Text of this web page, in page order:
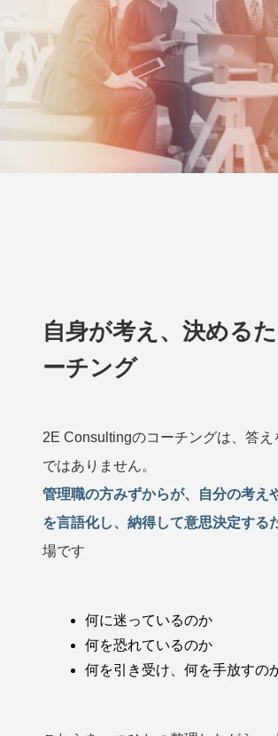
自身が考え、決める
ーチング
2E Consultingのコーチングは、答え
ではありません。
管理職の方みずからが、自分の考え
を言語化し、納得して意思決定する
場です
何に迷っているのか
何を恐れているのか
何を引き受け、何を手放すの